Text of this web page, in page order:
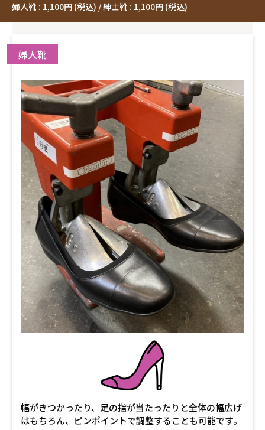
婦人靴 : 1,100円 (税込) / 紳士靴 : 1,100円 (税込)
婦人靴
幅がきつかったり、足の指が当たったりと全体の幅広げ
はもちろん、ピンポイントで調整することも可能です。